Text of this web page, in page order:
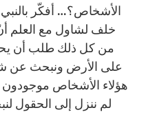
الأشخاص؟… أفكّر
خلف لشاول مع العلم
من كل ذلك طلب أن
على الأرض ونبحث عن
هؤلاء الأشخاص موجودون
لم ننزل إلى الحقول